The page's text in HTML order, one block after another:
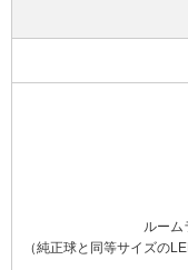
ルーム
（純正球と同等サイズの